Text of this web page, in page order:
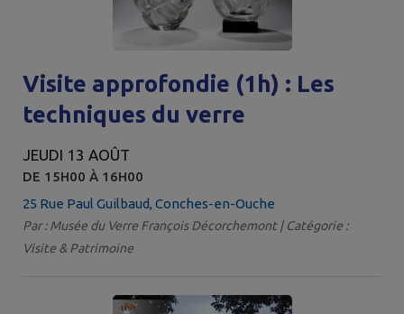
Visite approfondie (1h) : Les
techniques du verre
JEUDI 13 AOÛT
DE 15H00 À 16H00
25 Rue Paul Guilbaud, Conches-en-Ouche
Par : Musée du Verre François Décorchemont | Catégorie :
Visite & Patrimoine